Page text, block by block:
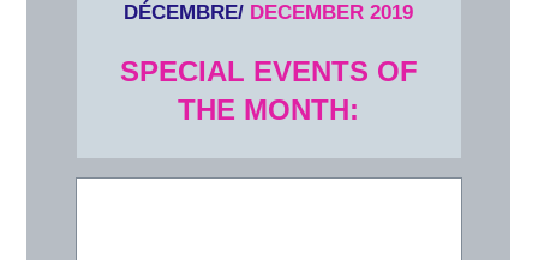
DÉCEMBRE/ DECEMBER 2019
SPECIAL EVENTS OF
THE MONTH: